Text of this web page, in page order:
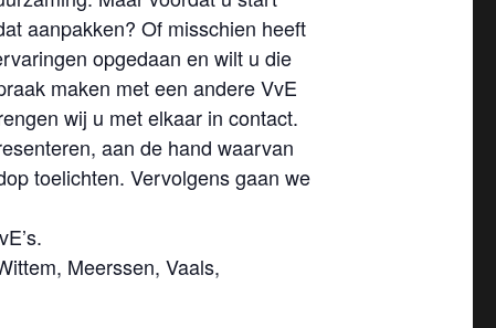
aanpakken? Of misschien heeft
opgedaan en wilt u die
maken met een andere VvE
wij u met elkaar in contact.
aan de hand waarvan
toelichten. Vervolgens gaan we
Meerssen, Vaals,